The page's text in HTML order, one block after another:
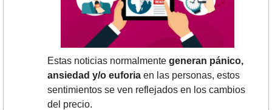
Estas noticias normalmente generan pánico,
ansiedad y/o euforia en las personas, estos
sentimientos se ven reflejados en los cambios
del precio.